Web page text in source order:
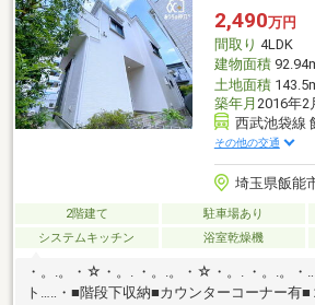
イプの洗面化粧台のあるランドリースペー
かけてもシワになりにくいクローゼット～
わないストック品など、いろいろ片付く嬉し
2,490万円
間取り 4LDK
建物面積
土地面積
築年月 2016年2
西武池袋線
その他の交通
埼玉県飯能
2階建て 駐車場あり
システムキッチン
浴室乾燥機
・。.。・☆・。. ・。.。・☆・。. ・。.。・
ト…‥・■階段下収納■カウンターコーナー有■